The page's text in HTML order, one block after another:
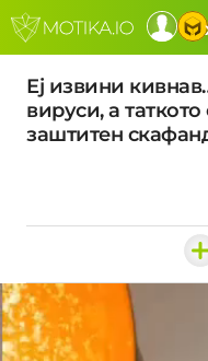
Еј извини
вируси, а
заштитен